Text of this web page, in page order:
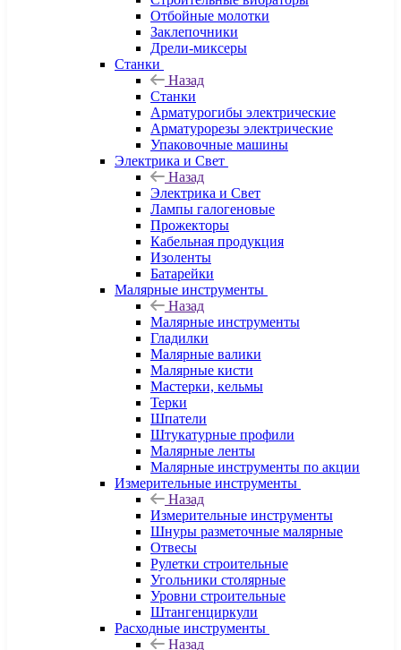
Отбойные молотки
Заклепочники
Дрели-миксеры
Станки
Назад
Станки
Арматурогибы электрические
Арматурорезы электрические
Упаковочные машины
Электрика и Свет
Назад
Электрика и Свет
Лампы галогеновые
Прожекторы
Кабельная продукция
Изоленты
Батарейки
Малярные инструменты
Назад
Малярные инструменты
Гладилки
Малярные валики
Малярные кисти
Мастерки, кельмы
Терки
Шпатели
Штукатурные профили
Малярные ленты
Малярные инструменты по акции
Измерительные инструменты
Назад
Измерительные инструменты
Шнуры разметочные малярные
Отвесы
Рулетки строительные
Угольники столярные
Уровни строительные
Штангенциркули
Расходные инструменты
Назад